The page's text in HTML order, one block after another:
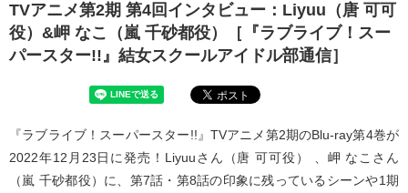
TVアニメ第2期 第4回インタビュー：Liyuu（唐 可可
役）&岬 なこ（嵐 千砂都役）［『ラブライブ！スー
パースター!!』結女スクールアイドル部通信］
『ラブライブ！スーパースター!!』TVアニメ第2期のBlu-ray第4巻が
2022年12月23日に発売！Liyuuさん（唐 可可役） 、岬 なこさん
（嵐 千砂都役）に、第7話・第8話の印象に残っているシーンや1期